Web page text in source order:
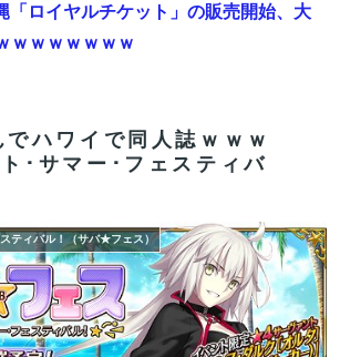
「ロイヤルチケット」の販売開始、大
ｗｗｗｗｗｗｗ
ウン浜田さん、差別発言と受け取られ
ｗｗｗｗ
系にラクシュミーは含まれますか？W
化みんなの反応まとめ
ックスってFGO以外で稼げるスマホゲ
っけ？
系にラクシュミーは含まれますか？W
でハワイで同人誌ｗｗｗ
ト･サマー･フェスティバ
ティバル！（サバ★フェス）